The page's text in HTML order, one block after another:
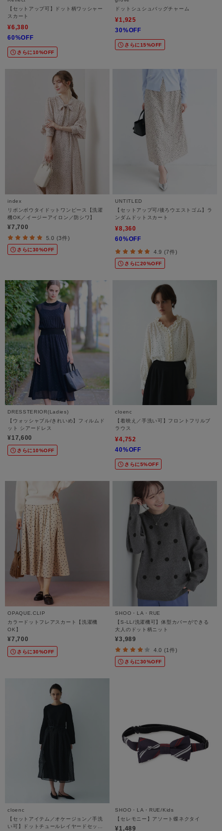
【セットアップ可】ドット柄ワッシャー
スカート
¥6,380
60%OFF
さらに10%OFF
ドットシュシュバッグチャーム
¥1,925
30%OFF
さらに15%OFF
index
リボンボウタイドットワンピース【洗濯
機OK／イージーアイロン／防シワ】
¥7,700
5.0 (3件)
さらに30%OFF
UNTITLED
【セットアップ可/後ろウエストゴム】ラ
ンダムドットスカート
¥8,360
60%OFF
4.9 (7件)
さらに20%OFF
DRESSTERIOR(Ladies)
【ウォッシャブル/きれいめ】フィルムド
ット シアードレス
¥17,600
さらに10%OFF
cloenc
【着映え／手洗い可】フロントフリルブ
ラウス
¥4,752
40%OFF
さらに5%OFF
OPAQUE.CLIP
カラードットフレアスカート【洗濯機
OK】
¥7,700
さらに30%OFF
SHOO・LA・RUE
【S-LL/洗濯機可】体型カバーができる
大人のドット柄ニット
¥3,989
4.0 (1件)
さらに30%OFF
cloenc
【セットアイテム／オケージョン／手洗
い可】ドットチュールレイヤードセット
SHOO・LA・RUE/Kids
【セレモニー】アソート蝶ネクタイ
¥1,489